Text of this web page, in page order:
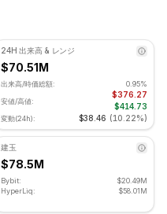
24H 出来高 & レンジ
$70.51M
出来高/時価総額:
0.95%
安値/高値:
$376.27
$414.73
変動(24h): $38.46 (10.22%)
建玉
$78.5M
Bybit:
$20.49M
HyperLiq:
$58.01M